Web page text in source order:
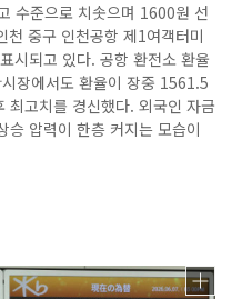
수준으로 치솟으며 1600원 선
중구 인천공항 제1여객터미
시되고 있다. 공항 환전소 환율
장에서도 환율이 장중 1561.5
최고치를 경신했다. 외국인 자금
승 압력이 한층 커지는 모습이